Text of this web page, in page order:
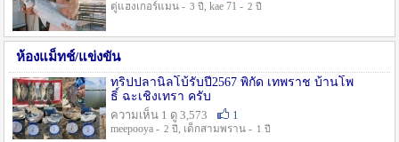
ตู่แฮงเกอร์แมน - 3 ปี , kae 71 - 2 ปี
ห้องแม็ทช์/แข่งขัน
ทริปปลานิลโบ้รับปี2567 พิกัด เทพราช บ้านโพ
ธิ์ ฉะเชิงเทรา ครับ
ความเห็น 1 ดู 3,573
1
meepooya - 2 ปี , เด็กสามพราน - 1 ปี